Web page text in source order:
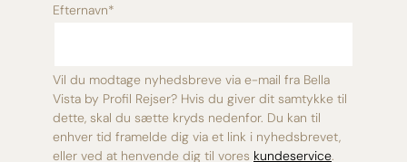
Efternavn*
Vil du modtage nyhedsbreve via e-mail fra Bella
Vista by Profil Rejser? Hvis du giver dit samtykke til
dette, skal du sætte kryds nedenfor. Du kan til
enhver tid framelde dig via et link i nyhedsbrevet,
eller ved at henvende dig til vores kundeservice.